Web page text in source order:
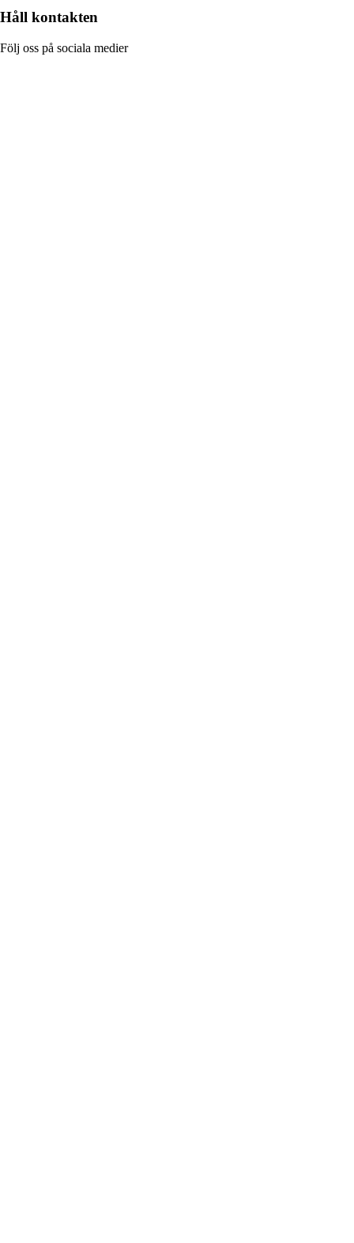
Håll kontakten
Följ oss på sociala medier